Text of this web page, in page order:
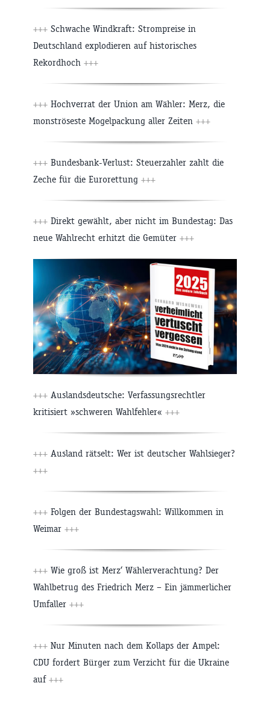
+++ Schwache Windkraft: Strompreise in
Deutschland explodieren auf historisches
Rekordhoch +++
+++ Hochverrat der Union am Wähler: Merz, die
monströseste Mogelpackung aller Zeiten +++
+++ Bundesbank-Verlust: Steuerzahler zahlt die
Zeche für die Eurorettung +++
+++ Direkt gewählt, aber nicht im Bundestag: Das
neue Wahlrecht erhitzt die Gemüter +++
+++ Auslandsdeutsche: Verfassungsrechtler
kritisiert »schweren Wahlfehler« +++
+++ Ausland rätselt: Wer ist deutscher Wahlsieger?
+++
+++ Folgen der Bundestagswahl: Willkommen in
Weimar +++
+++ Wie groß ist Merz‘ Wählerverachtung? Der
Wahlbetrug des Friedrich Merz – Ein jämmerlicher
Umfaller +++
+++ Nur Minuten nach dem Kollaps der Ampel:
CDU fordert Bürger zum Verzicht für die Ukraine
auf +++